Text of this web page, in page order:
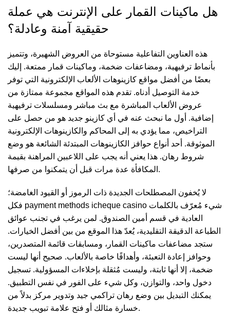
هل ماكينات القمار على الإنترنت هي عملة
حقيقية آمنة وعادلة؟
هذه العناوين التفاعلية مستوحاة من العروض الشهيرة، وتتميز
بأنماط ترفيهية، ومضاعفات ضخمة، وماكينات قمار ممتعة. إليك
بعضًا من أفضل مواقع كازينوهات الألعاب الإلكترونية التي توفر
خدمة التوصيل أدناه. تقدم هذه المواقع مجموعة ممتازة من
عروض الألعاب المباشرة مع بث مباشر ومسلسلات ترفيهية
إضافية. أول ما نبحث عنه في أي كازينو جديد هو من حصل على
التراخيص، مما يؤدي به إلى المحاكم والكازينوهات الإلكترونية
الموثوقة. أحد أنواع حوافز الكازينوهات المبتدئة الشائعة هو وضع
شروط رهان. هذا يعني أنه يجب على اللاعبين المراهنة بقيمة
المكافأة عدة مرات قبل أن يتمكنوا من صرفها.
لا يُخفون المصطلحات الجديدة ذات الرموز أو القيود الغامضة؛
payment methods icheque casino
العادية في قسم أمين الصندوق. لمن يرغب في تجنب عوائق
الطباعة الدقيقة التقليدية، يُعدّ هذا الموقع من بين أفضل الخيارات.
ستجد مضاعفات ماكينات القمار، ومسابقات قائمة المتصدرين،
وحوافز إعادة التعبئة، وأهدافًا خاصة بالألعاب. صحيح أنها ليست
ضخمة، إلا أنها ثابتة، وليست مُثقلة بإخلاءات المسؤولية. تسجيل
دخول واحد، والتوازن، وكل شيء على الفور في نفس التطبيق.
يمكنك التبديل بين وضع رهان تراكمي جيد وتدوير مركز بدلاً من
خسارة مثالك أو فتح علامة تبويب جديدة.